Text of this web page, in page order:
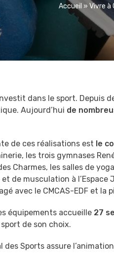
Accueil » Vivre à
dans le sport. Depuis
Aujourd’hui de
de ces réalisations est le
les trois gymnases
Charmes, les salles de
de musculation à
avec le CMCAS-EDF et la
équipements accueille 27
de son choix.
des Sports assure